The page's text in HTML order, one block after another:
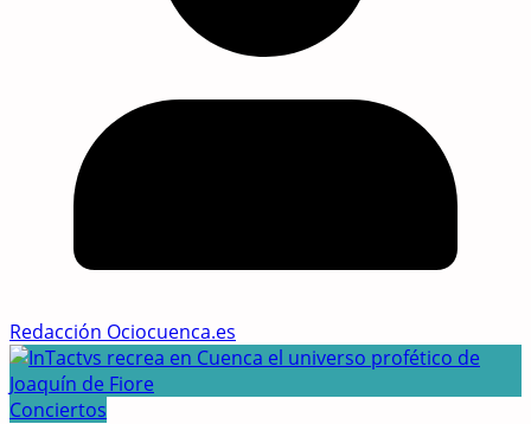
Redacción Ociocuenca.es
Conciertos